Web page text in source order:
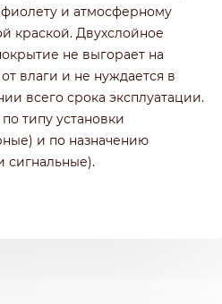
и атмосферному
краской. Двухслойное
не выгорает на
влаги и не нуждается в
всего срока эксплуатации.
типу установки
и по назначению
сигнальные).